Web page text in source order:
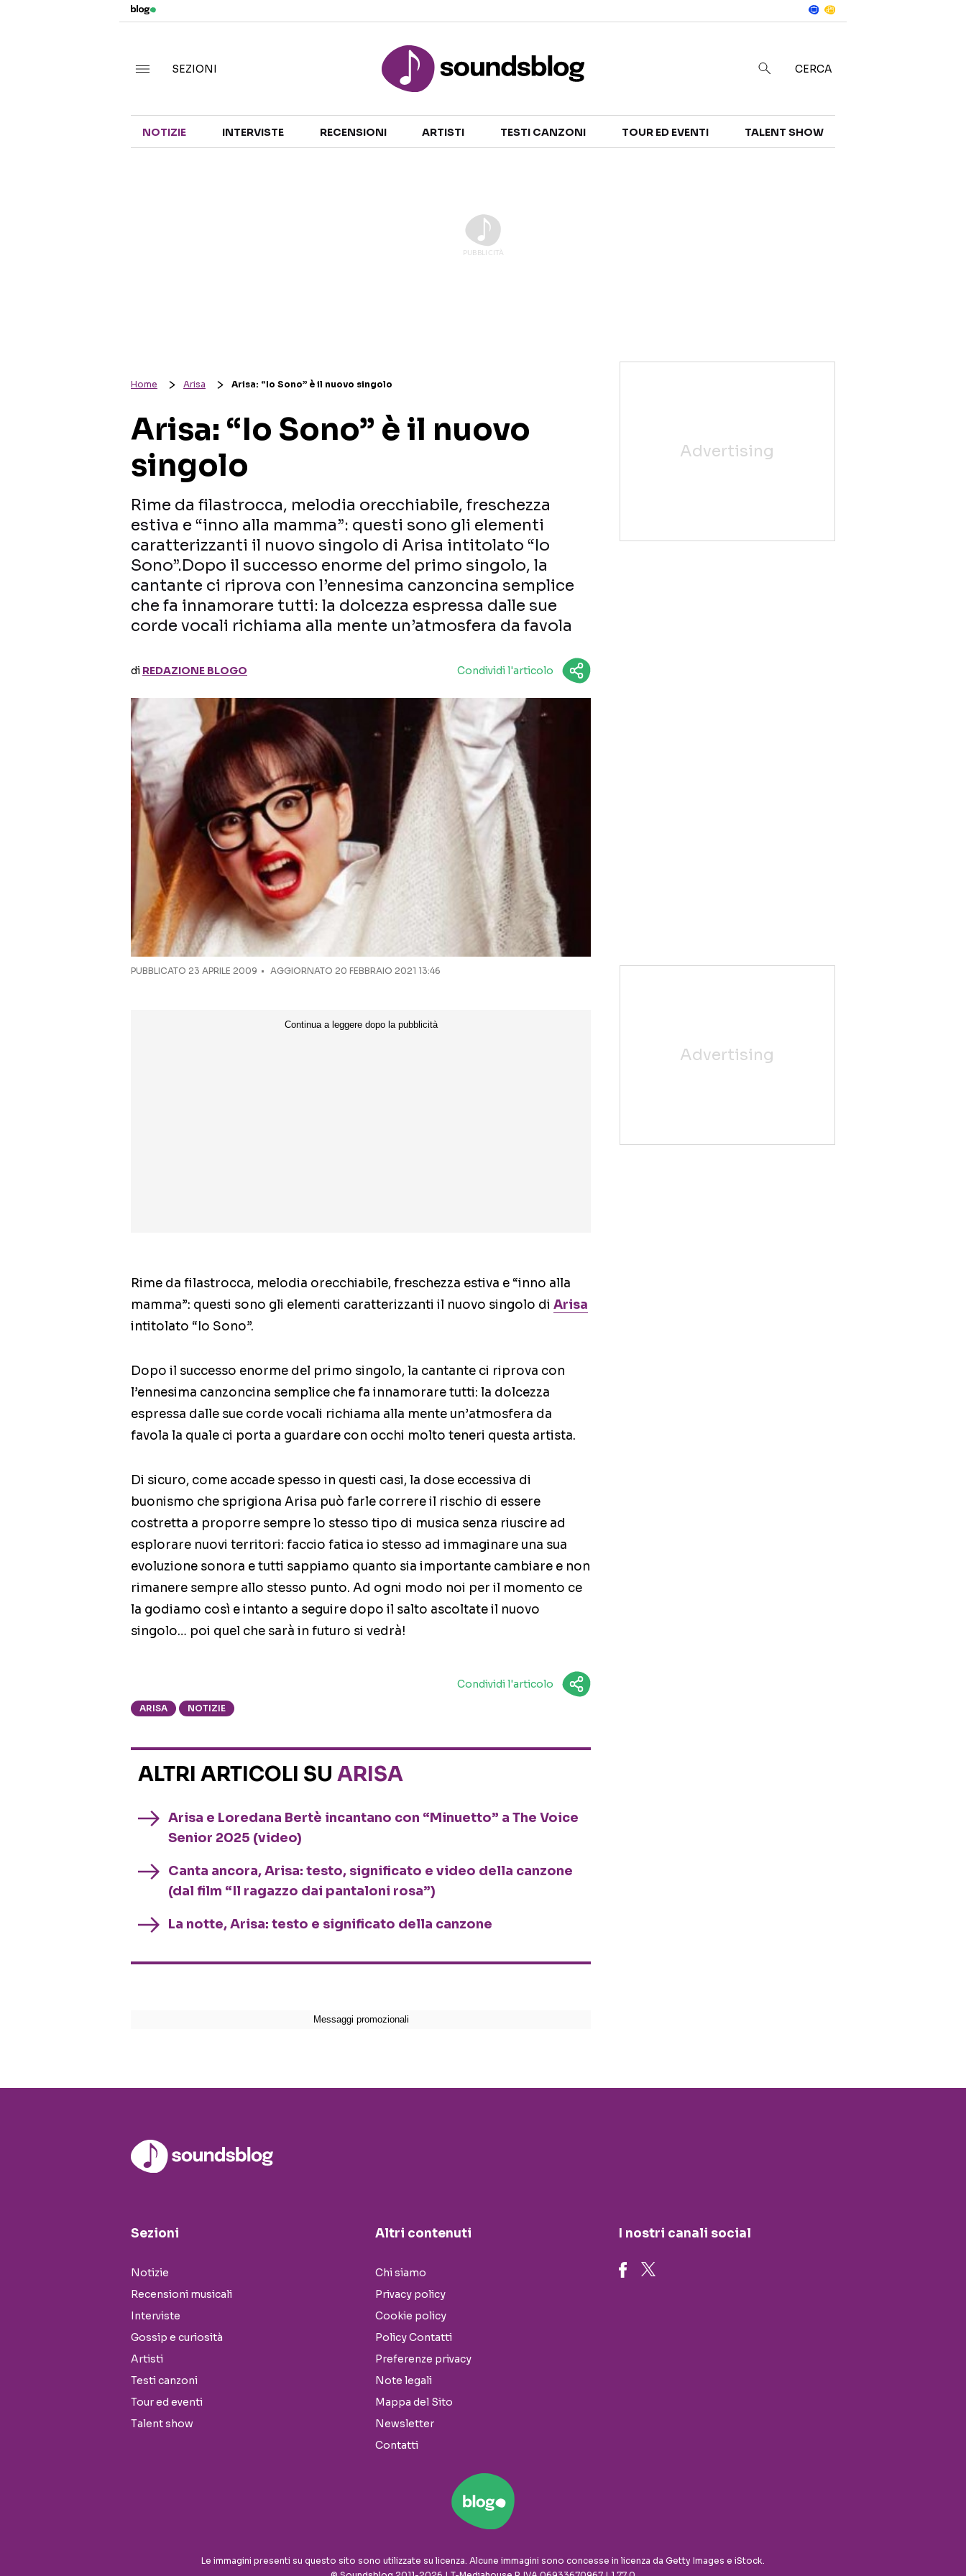
TALENT SHOW
SEZIONI CERCA
NOTIZIE INTERVISTE RECENSIONI ARTISTI TESTI CANZONI TOUR ED EVENTI TALENT SHOW
Home Arisa Arisa: “Io Sono” è il nuovo singolo
Arisa: “Io Sono” è il nuovo
singolo
Rime da filastrocca, melodia orecchiabile, freschezza
estiva e “inno alla mamma”: questi sono gli elementi
caratterizzanti il nuovo singolo di Arisa intitolato “Io
Sono”.Dopo il successo enorme del primo singolo, la
cantante ci riprova con l’ennesima canzoncina semplice
che fa innamorare tutti: la dolcezza espressa dalle sue
corde vocali richiama alla mente un’atmosfera da favola
di REDAZIONE BLOGO Condividi l'articolo
PUBBLICATO 23 APRILE 2009 AGGIORNATO 20 FEBBRAIO 2021 13:46
Rime da filastrocca, melodia orecchiabile, freschezza estiva e “inno alla
mamma”: questi sono gli elementi caratterizzanti il nuovo singolo di Arisa
intitolato “Io Sono”.
Dopo il successo enorme del primo singolo, la cantante ci riprova con
l’ennesima canzoncina semplice che fa innamorare tutti: la dolcezza
espressa dalle sue corde vocali richiama alla mente un’atmosfera da
favola la quale ci porta a guardare con occhi molto teneri questa artista.
Di sicuro, come accade spesso in questi casi, la dose eccessiva di
buonismo che sprigiona Arisa può farle correre il rischio di essere
costretta a proporre sempre lo stesso tipo di musica senza riuscire ad
esplorare nuovi territori: faccio fatica io stesso ad immaginare una sua
evoluzione sonora e tutti sappiamo quanto sia importante cambiare e non
rimanere sempre allo stesso punto. Ad ogni modo noi per il momento ce
la godiamo così e intanto a seguire dopo il salto ascoltate il nuovo
singolo… poi quel che sarà in futuro si vedrà!
Condividi l'articolo
ARISA NOTIZIE
ALTRI ARTICOLI SU ARISA
Arisa e Loredana Bertè incantano con “Minuetto” a The Voice
Senior 2025 (video)
Canta ancora, Arisa: testo, significato e video della canzone
(dal film “Il ragazzo dai pantaloni rosa”)
La notte, Arisa: testo e significato della canzone
Sezioni
Notizie
Recensioni musicali
Interviste
Gossip e curiosità
Artisti
Testi canzoni
Tour ed eventi
Talent show
Altri contenuti
Chi siamo
Privacy policy
Cookie policy
Policy Contatti
Preferenze privacy
Note legali
Mappa del Sito
Newsletter
Contatti
I nostri canali social
Le immagini presenti su questo sito sono utilizzate su licenza. Alcune immagini sono concesse in licenza da Getty Images e iStock.